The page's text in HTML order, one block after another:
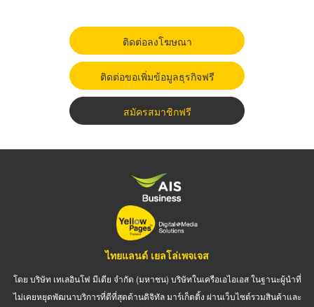
ติดต่อลงโฆษณา
ติดต่อขอเพิ่มข้อมูลธุรกิจฟรี
สมัครสมาชิกฟรี
ไทยแลนด์ เยลโล่เพจเจส
โดย บริษัท เทเลอินโฟ มีเดีย จำกัด (มหาชน) บริษัทในเครือเอไอเอส ในฐานะผู้นำที่
ไม่เคยหยุดพัฒนาบริการที่ดีที่สุดด้านดิจิทัล มาร์เก็ตติ้ง ผ่านเว็บไซต์รวมสินค้าและ